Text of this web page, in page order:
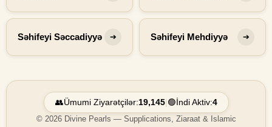
Səhifeyi Səccadiyyə ➔ Səhifeyi Mehdiyyə ➔
👥Ümumi Ziyarətçilər:19,145| 🟢 İndi Aktiv:4
© 2026 Divine Pearls — Supplications, Ziaraat & Islamic